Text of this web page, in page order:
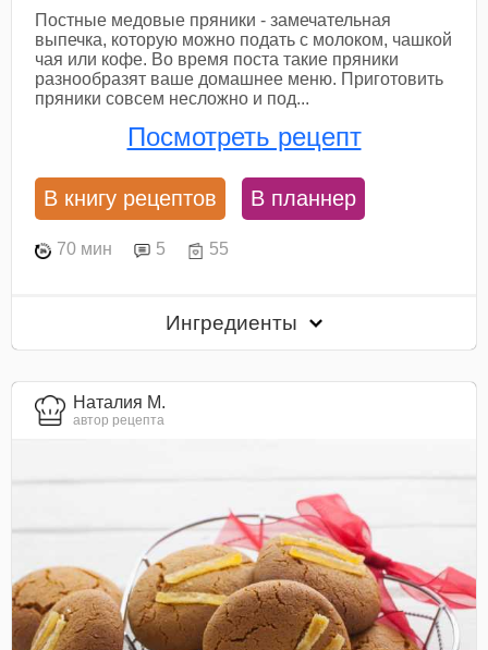
Постные медовые пряники - замечательная
выпечка, которую можно подать с молоком, чашкой
чая или кофе. Во время поста такие пряники
разнообразят ваше домашнее меню. Приготовить
пряники совсем несложно и под...
Посмотреть рецепт
В книгу рецептов В планнер
70 мин 5 55
Ингредиенты
Наталия М.
автор рецепта